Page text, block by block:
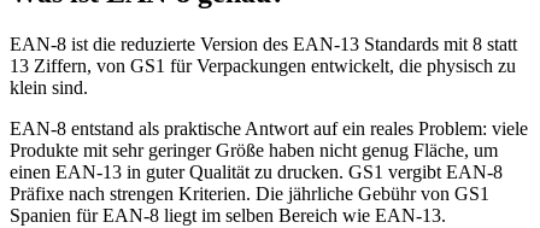
EAN-8 ist die reduzierte Version des EAN-13 Standards mit 8 statt
13 Ziffern, von GS1 für Verpackungen entwickelt, die physisch zu
klein sind.
EAN-8 entstand als praktische Antwort auf ein reales Problem: viele
Produkte mit sehr geringer Größe haben nicht genug Fläche, um
einen EAN-13 in guter Qualität zu drucken. GS1 vergibt EAN-8
Präfixe nach strengen Kriterien. Die jährliche Gebühr von GS1
Spanien für EAN-8 liegt im selben Bereich wie EAN-13.